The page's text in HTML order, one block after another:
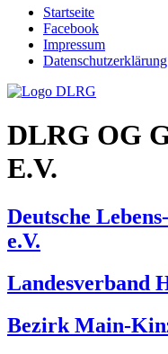
Startseite
Facebook
Impressum
Datenschutzerklärung
DLRG OG
E.V.
Deutsche
e.V.
Landesverband
Bezirk Main-